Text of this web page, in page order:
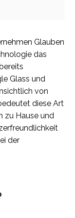
Glauben
das
Glass und
von
diese Art
zu Hause und
der